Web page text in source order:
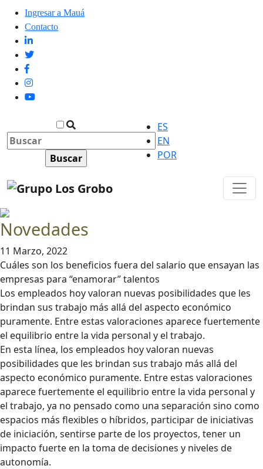
Ingresar a Mauá
Contacto
ES
EN
POR
Novedades
11 Marzo, 2022
Cuáles son los beneficios fuera del salario que ensayan las
empresas para “enamorar” talentos
Los empleados hoy valoran nuevas posibilidades que les
brindan sus trabajo más allá del aspecto económico
puramente. Entre estas valoraciones aparece fuertemente
el equilibrio entre la vida personal y el trabajo.
En esta línea, los empleados hoy valoran nuevas
posibilidades que les brindan sus trabajo más allá del
aspecto económico puramente. Entre estas valoraciones
aparece fuertemente el equilibrio entre la vida personal y
el trabajo, ya no pensado como una separación sino como
espacios más flexibles o híbridos, participar de iniciativas
de iniciación, sentirse parte de los proyectos, tener un
impacto fuerte en la toma de decisiones y niveles de
autonomía.